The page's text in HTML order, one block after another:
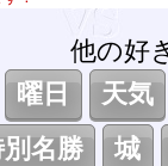
他の好
曜日
天気
名勝
城